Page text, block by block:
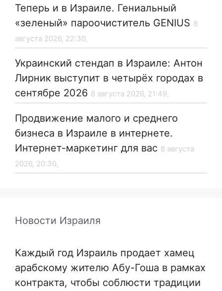
Теперь и в Израиле. Гениальный
«зеленый» пароочиститель GENIUS 8
августа 2026, 22:30,
Украинский стендап в Израиле: Антон
Лирник выступит в четырёх городах в
сентябре 2026 8 августа 2026, 21:49,
Продвижение малого и среднего
бизнеса в Израиле в интернете.
Интернет-маркетинг для вас 8 августа
2026, 20:30,
Новости Израиля
Каждый год Израиль продает хамец
арабскому жителю Абу-Гоша в рамках
контракта, чтобы соблюсти традиции